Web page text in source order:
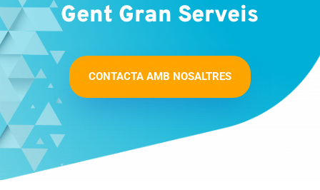
Gent Gran Serveis
CONTACTA AMB NOSALTRES